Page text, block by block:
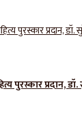
पुरस्कार प्रदान,